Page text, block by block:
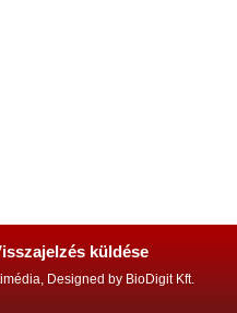
küldése
Designed by BioDigit Kft.